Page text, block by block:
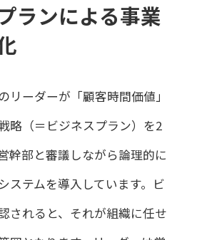
ランによる事業
リーダーが「顧客時間価値」
略（＝ビジネスプラン）を2
幹部と審議しながら論理的に
ステムを導入しています。ビ
されると、それが組織に任せ